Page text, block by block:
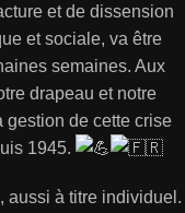
et de dissension
et sociale, va être
semaines. Aux
drapeau et notre
gestion de cette crise
1945.
aussi à titre individuel.